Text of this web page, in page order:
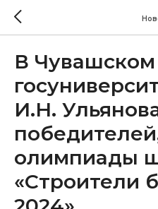
В Чувашском
И.Н.
олимпиады
«Строители